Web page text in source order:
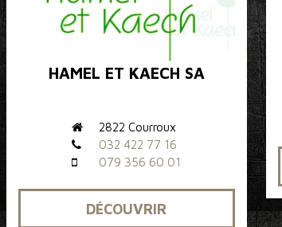
HAMEL ET KAECH SA
2822 Courroux
032 422 77 16
079 356 60 01
DÉCOUVRIR